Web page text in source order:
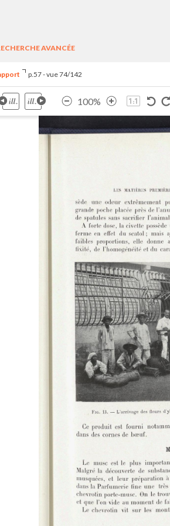
AVANCÉE
p.57 - vue 74/142
100%